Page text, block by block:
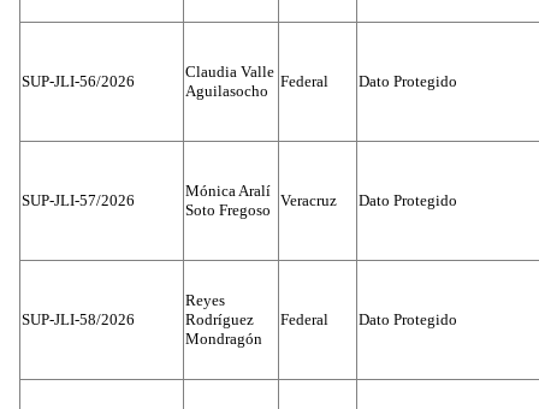
SUP-JLI-56/2026
Claudia Valle
Aguilasocho
Federal Dato Protegido
SUP-JLI-57/2026
Mónica Aralí
Soto Fregoso
Veracruz Dato Protegido
SUP-JLI-58/2026
Reyes
Rodríguez
Mondragón
Federal Dato Protegido